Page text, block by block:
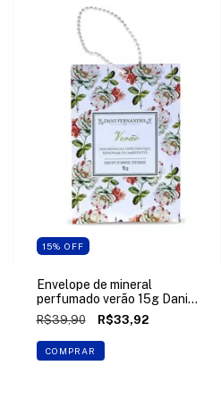
15% OFF
Envelope de mineral
perfumado verão 15g Dani
Fernandes
R$39,90 R$33,92
COMPRAR